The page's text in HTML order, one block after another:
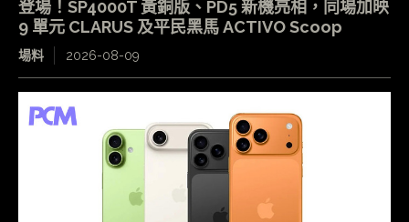
登場！SP4000T 黃銅版、PD5 新機亮相，同場加映
9 單元 CLARUS 及平民黑馬 ACTIVO Scoop
場料 2026-08-09